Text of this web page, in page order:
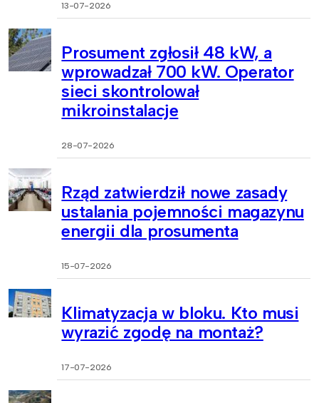
13-07-2026
Prosument zgłosił 48 kW, a
wprowadzał 700 kW. Operator
sieci skontrolował
mikroinstalacje
28-07-2026
Rząd zatwierdził nowe zasady
ustalania pojemności magazynu
energii dla prosumenta
15-07-2026
Klimatyzacja w bloku. Kto musi
wyrazić zgodę na montaż?
17-07-2026